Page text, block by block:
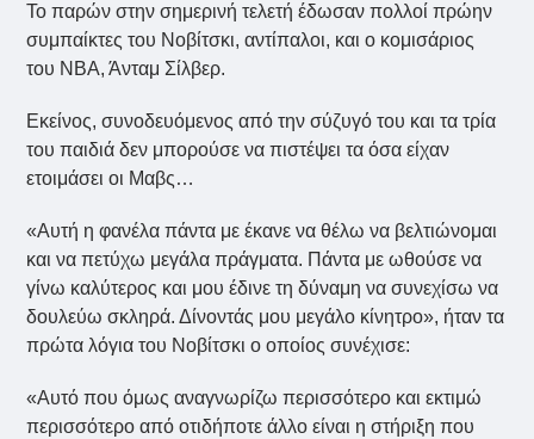
Το παρών στην σημερινή τελετή έδωσαν πολλοί πρώην
συμπαίκτες του Νοβίτσκι, αντίπαλοι, και ο κομισάριος
του ΝΒΑ, Άνταμ Σίλβερ.
Εκείνος, συνοδευόμενος από την σύζυγό του και τα τρία
του παιδιά δεν μπορούσε να πιστέψει τα όσα είχαν
ετοιμάσει οι Μαβς…
«Αυτή η φανέλα πάντα με έκανε να θέλω να βελτιώνομαι
και να πετύχω μεγάλα πράγματα. Πάντα με ωθούσε να
γίνω καλύτερος και μου έδινε τη δύναμη να συνεχίσω να
δουλεύω σκληρά. Δίνοντάς μου μεγάλο κίνητρο», ήταν τα
πρώτα λόγια του Νοβίτσκι ο οποίος συνέχισε:
«Αυτό που όμως αναγνωρίζω περισσότερο και εκτιμώ
περισσότερο από οτιδήποτε άλλο είναι η στήριξη που